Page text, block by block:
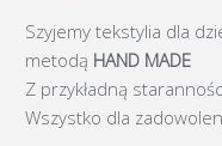
Szyjemy tekstylia dla
metodą HAND MADE
Z przykładną
Wszystko dla